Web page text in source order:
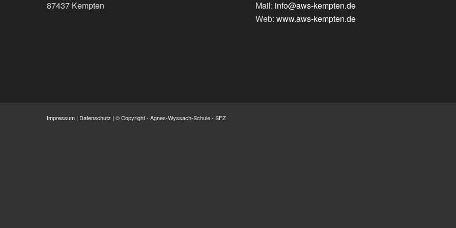
87437 Kempten Mail: info@aws-kempten.de
Web: www.aws-kempten.de
Impressum | Datenschutz | © Copyright - Agnes-Wyssach-Schule - SFZ